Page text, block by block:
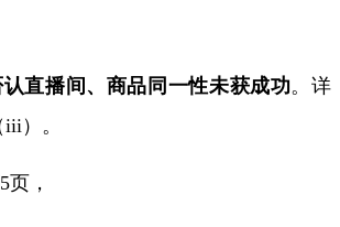
认直播间、商品同一性未获成功。详
iii ）。
5页，